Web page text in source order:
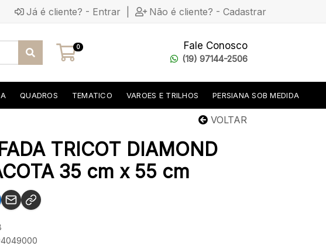
Já é cliente? - Entrar Não é cliente? - Cadastrar
0 Fale Conosco
(19) 97144-2506
QUADROS TEMATICO VAROES E TRILHOS PERSIANA SOB MEDIDA
VOLTAR
TRICOT DIAMOND
35 cm x 55 cm